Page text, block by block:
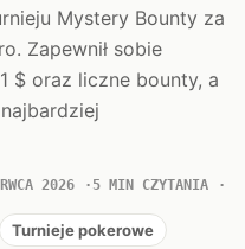
Mystery Bounty za
Zapewnił sobie
$ oraz liczne bounty, a
2026
5 MIN CZYTANIA
Turnieje pokerowe